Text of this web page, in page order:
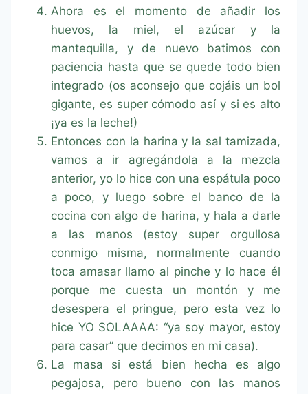
Ahora es el momento de añadir los
huevos, la miel, el azúcar y la
mantequilla, y de nuevo batimos con
paciencia hasta que se quede todo bien
integrado (os aconsejo que cojáis un bol
gigante, es super cómodo así y si es alto
¡ya es la leche!)
Entonces con la harina y la sal tamizada,
vamos a ir agregándola a la mezcla
anterior, yo lo hice con una espátula poco
a poco, y luego sobre el banco de la
cocina con algo de harina, y hala a darle
a las manos (estoy super orgullosa
conmigo misma, normalmente cuando
toca amasar llamo al pinche y lo hace él
porque me cuesta un montón y me
desespera el pringue, pero esta vez lo
hice YO SOLAAAA: “ya soy mayor, estoy
para casar” que decimos en mi casa).
La masa si está bien hecha es algo
pegajosa, pero bueno con las manos